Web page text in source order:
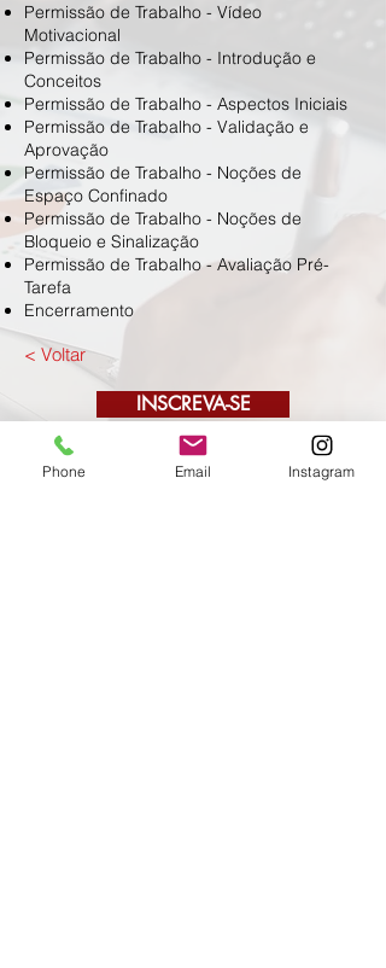
Permissão de Trabalho - Vídeo
Motivacional
Permissão de Trabalho - Introdução e
Conceitos
Permissão de Trabalho - Aspectos Iniciais
Permissão de Trabalho - Validação e
Aprovação
Permissão de Trabalho - Noções de
Espaço Confinado
Permissão de Trabalho - Noções de
Bloqueio e Sinalização
Permissão de Trabalho - Avaliação Pré-
Tarefa
Encerramento
< Voltar
INSCREVA-SE
Phone Email Instagram